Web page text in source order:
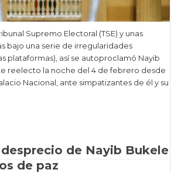
Supremo Electoral (TSE) y unas
bajo una serie de irregularidades
plataformas), así se autoproclamó Nayib
reelecto la noche del 4 de febrero desde
Nacional, ante simpatizantes de él y su
de Nayib Bukele
de paz